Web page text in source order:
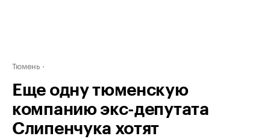
Тюмень
Еще одну тюменскую
компанию экс-депутата
Слипенчука хотят